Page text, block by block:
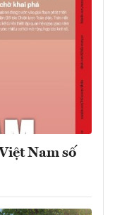
Nam số